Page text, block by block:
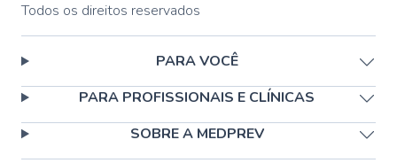
Todos os direitos reservados
PARA VOCÊ
PARA PROFISSIONAIS E CLÍNICAS
SOBRE A MEDPREV